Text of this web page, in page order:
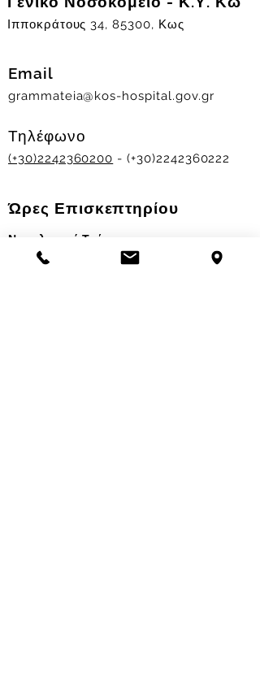
Ιπποκράτους 34, 85300, Κως
Email
grammateia@kos-hospital.gov.gr
Τηλέφωνο
(+30)2242360200 - (+30)2242360222
Ώρες Επισκεπτηρίου
Νοσηλευτικά Τμήματα
Χειμερινό ωράριο: 11.00-13.00
17.30-19.30